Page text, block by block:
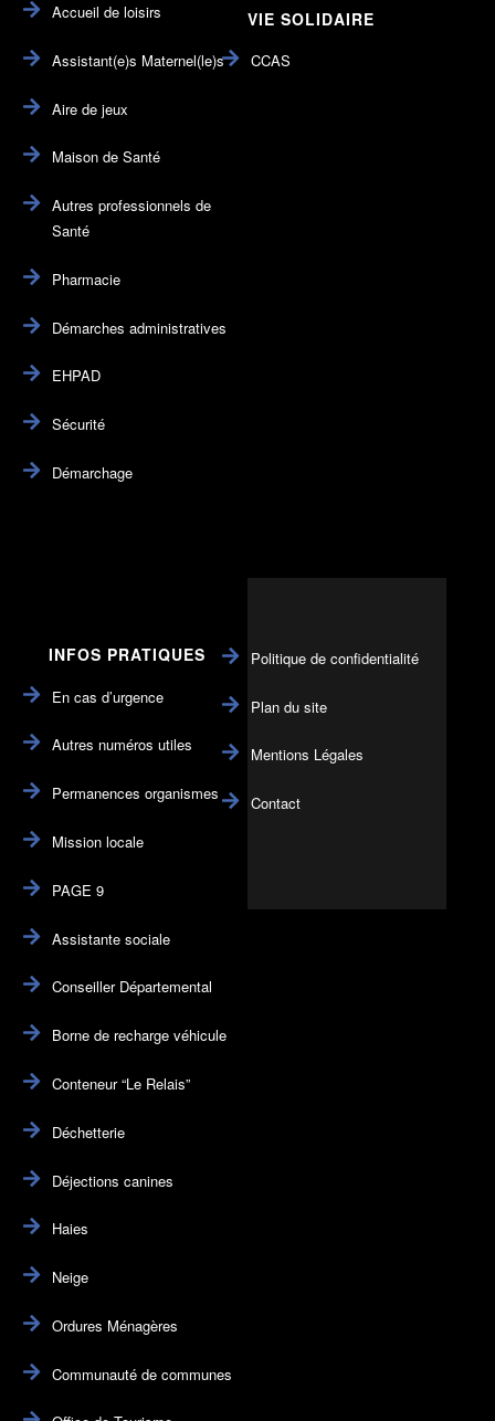
Accueil de loisirs
Assistant(e)s Maternel(le)s
Aire de jeux
Maison de Santé
Autres professionnels de
Santé
Pharmacie
Démarches administratives
EHPAD
Sécurité
Démarchage
VIE SOLIDAIRE
CCAS
INFOS PRATIQUES
En cas d’urgence
Autres numéros utiles
Permanences organismes
Mission locale
PAGE 9
Assistante sociale
Conseiller Départemental
Borne de recharge véhicule
Conteneur “Le Relais”
Déchetterie
Déjections canines
Haies
Neige
Ordures Ménagères
Communauté de communes
Politique de confidentialité
Plan du site
Mentions Légales
Contact